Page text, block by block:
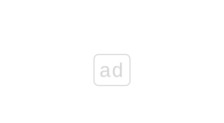
ad